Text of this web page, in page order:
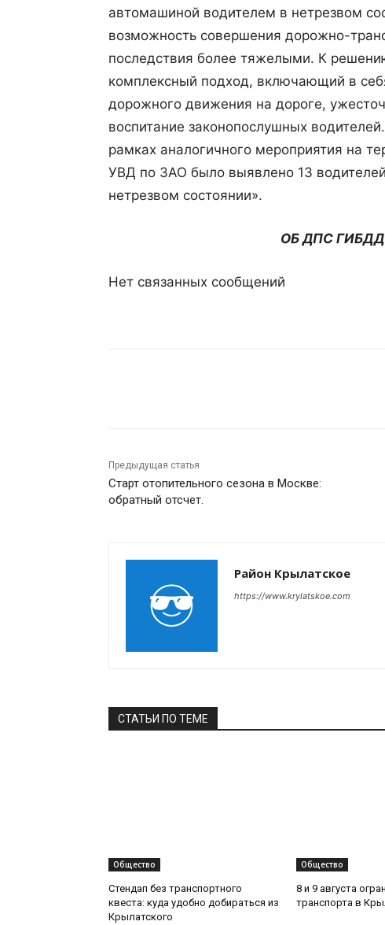
автомашиной водителем в нетрезвом
возможность совершения дорожно-
последствия более тяжелыми. К
комплексный подход, включающий в
дорожного движения на дороге,
воспитание законопослушных
рамках аналогичного мероприятия на
УВД по ЗАО было выявлено 13
нетрезвом состоянии».
ОБ ДПС ГИБДД
Нет связанных сообщений
Предыдущая статья
Старт отопительного сезона в Москве:
обратный отсчет.
Район Крылатское
https://www.krylatskoe.com
СТАТЬИ ПО ТЕМЕ
Общество
Стендап без транспортного
квеста: куда удобно добираться из
Крылатского
Общество
8 и 9 августа
транспорта в